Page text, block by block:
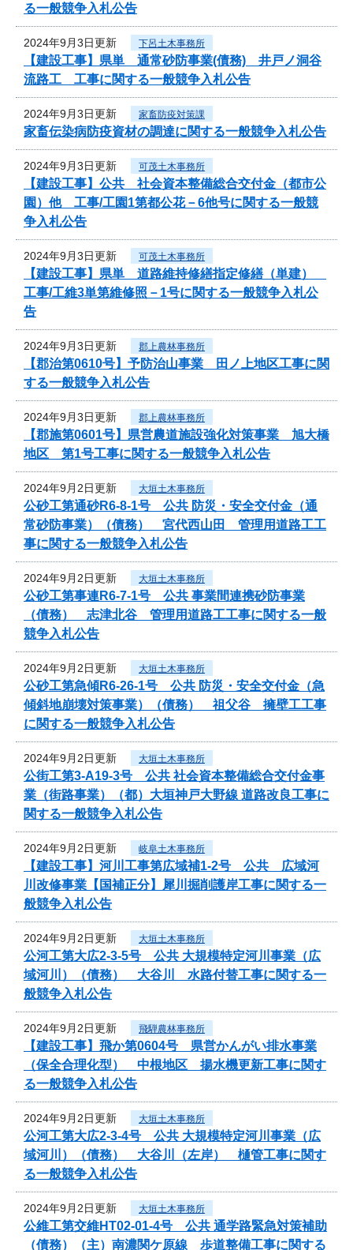
る一般競争入札公告
2024年9月3日更新 下呂土木事務所
【建設工事】県単 通常砂防事業(債務) 井戸ノ洞谷
流路工 工事に関する一般競争入札公告
2024年9月3日更新 家畜防疫対策課
家畜伝染病防疫資材の調達に関する一般競争入札公告
2024年9月3日更新 可茂土木事務所
【建設工事】公共 社会資本整備総合交付金（都市公
園）他 工事/工園1第都公花－6他号に関する一般競
争入札公告
2024年9月3日更新 可茂土木事務所
【建設工事】県単 道路維持修繕指定修繕（単建）
工事/工維3単第維修照－1号に関する一般競争入札公
告
2024年9月3日更新 郡上農林事務所
【郡治第0610号】予防治山事業 田ノ上地区工事に関
する一般競争入札公告
2024年9月3日更新 郡上農林事務所
【郡施第0601号】県営農道施設強化対策事業 旭大橋
地区 第1号工事に関する一般競争入札公告
2024年9月2日更新 大垣土木事務所
公砂工第通砂R6-8-1号 公共 防災・安全交付金（通
常砂防事業）（債務） 宮代西山田 管理用道路工工
事に関する一般競争入札公告
2024年9月2日更新 大垣土木事務所
公砂工第事連R6-7-1号 公共 事業間連携砂防事業
（債務） 志津北谷 管理用道路工工事に関する一般
競争入札公告
2024年9月2日更新 大垣土木事務所
公砂工第急傾R6-26-1号 公共 防災・安全交付金（急
傾斜地崩壊対策事業）（債務） 祖父谷 擁壁工工事
に関する一般競争入札公告
2024年9月2日更新 大垣土木事務所
公街工第3-A19-3号 公共 社会資本整備総合交付金事
業（街路事業）（都）大垣神戸大野線 道路改良工事に
関する一般競争入札公告
2024年9月2日更新 岐阜土木事務所
【建設工事】河川工事第広域補1-2号 公共 広域河
川改修事業【国補正分】犀川掘削護岸工事に関する一
般競争入札公告
2024年9月2日更新 大垣土木事務所
公河工第大広2-3-5号 公共 大規模特定河川事業（広
域河川）（債務） 大谷川 水路付替工事に関する一
般競争入札公告
2024年9月2日更新 飛騨農林事務所
【建設工事】飛か第0604号 県営かんがい排水事業
（保全合理化型） 中根地区 揚水機更新工事に関す
る一般競争入札公告
2024年9月2日更新 大垣土木事務所
公河工第大広2-3-4号 公共 大規模特定河川事業（広
域河川）（債務） 大谷川（左岸） 樋管工事に関す
る一般競争入札公告
2024年9月2日更新 大垣土木事務所
公維工第交維HT02-01-4号 公共 通学路緊急対策補助
（債務）（主）南濃関ケ原線 歩道整備工事に関する